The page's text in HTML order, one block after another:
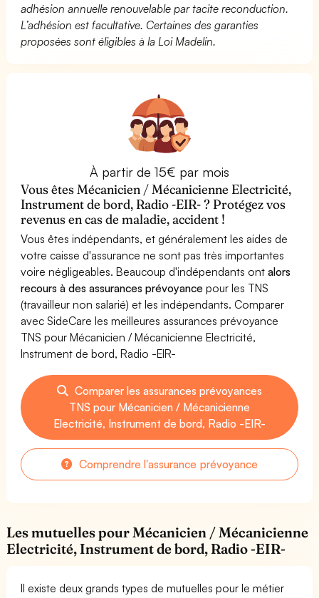
adhésion annuelle renouvelable par tacite reconduction.
L’adhésion est facultative. Certaines des garanties
proposées sont éligibles à la Loi Madelin.
À partir de 15€ par mois
Vous êtes Mécanicien / Mécanicienne Electricité,
Instrument de bord, Radio -EIR- ? Protégez vos
revenus en cas de maladie, accident !
Vous êtes indépendants, et généralement les aides de
votre caisse d'assurance ne sont pas très importantes
voire négligeables. Beaucoup d'indépendants ontalors
recours à des assurances prévoyance pour les TNS
(travailleur non salarié) et les indépendants. Comparer
avec SideCare les meilleures assurances prévoyance
TNS pour Mécanicien / Mécanicienne Electricité,
Instrument de bord, Radio -EIR-
Comparer les assurances prévoyances
TNS pour Mécanicien / Mécanicienne
Electricité, Instrument de bord, Radio -EIR-
Comprendre l'assurance prévoyance
Les mutuelles pour Mécanicien / Mécanicienne
Electricité, Instrument de bord, Radio -EIR-
Il existe deux grands types de mutuelles pour le métier